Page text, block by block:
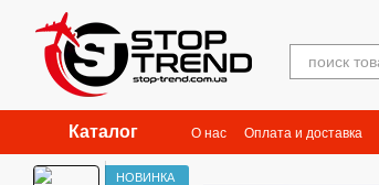
Перейти к основному контенту
Каталог О нас Оплата и доставка
НОВИНКА